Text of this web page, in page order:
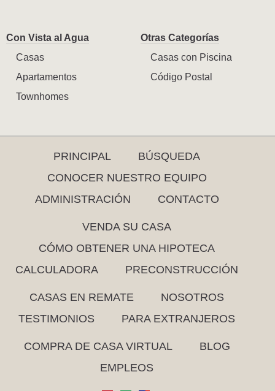
Con Vista al Agua
Casas
Apartamentos
Townhomes
Otras Categorías
Casas con Piscina
Código Postal
PRINCIPAL
BÚSQUEDA
CONOCER NUESTRO EQUIPO
ADMINISTRACIÓN
CONTACTO
VENDA SU CASA
CÓMO OBTENER UNA HIPOTECA
CALCULADORA
PRECONSTRUCCIÓN
CASAS EN REMATE
NOSOTROS
TESTIMONIOS
PARA EXTRANJEROS
COMPRA DE CASA VIRTUAL
BLOG
EMPLEOS